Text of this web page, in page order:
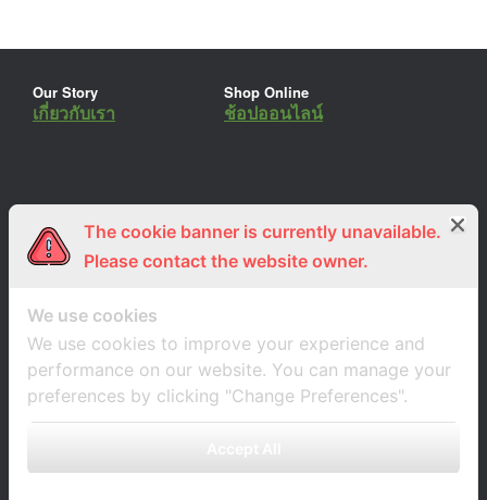
Our Story
เกี่ยวกับเรา
Shop Online
ช้อปออนไลน์
ร่วมงานกับเรา
สมัครงาน
Lemon Farm Cafe
ร้านอาหารอินทรีย์
The cookie banner is currently unavailable.
Please contact the website owner.
We use cookies
We use cookies to improve your experience and
performance on our website. You can manage your
preferences by clicking "Change Preferences".